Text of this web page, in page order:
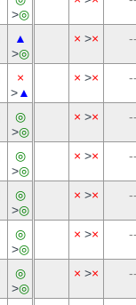
>◎
▲
>◎
× >×
×
>▲
× >×
◎
>◎
× >×
◎
>◎
× >×
◎
>◎
× >×
◎
>◎
× >×
◎
>◎
× >×